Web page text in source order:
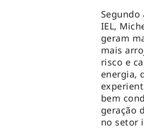
IEL,
geram
mais
risco e
energia,
bem
geração
no setor